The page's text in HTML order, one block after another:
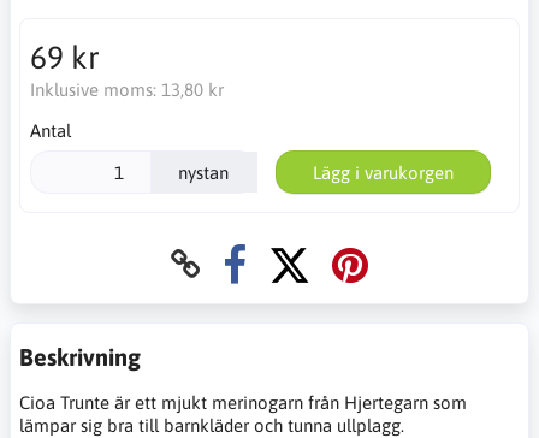
69 kr
Inklusive moms: 13,80 kr
Antal
nystan Lägg i varukorgen
Beskrivning
Cioa Trunte är ett mjukt merinogarn från Hjertegarn som
lämpar sig bra till barnkläder och tunna ullplagg.